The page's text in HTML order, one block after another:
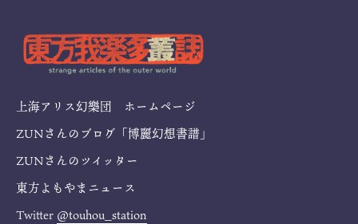
上海アリス幻樂団 ホームページ
ZUNさんのブログ「博麗幻想書譜」
ZUNさんのツイッター
東方よもやまニュース
Twitter @touhou_station